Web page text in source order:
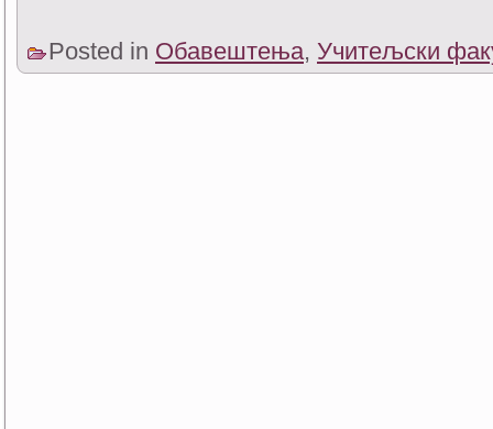
Posted in Обавештења, Учитељски